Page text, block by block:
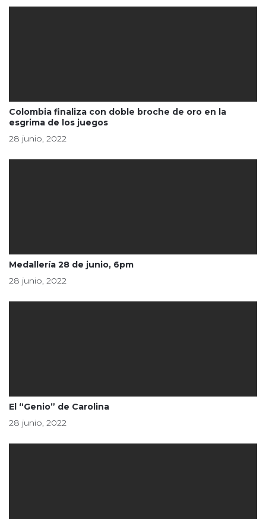
Colombia finaliza con doble broche de oro en la
esgrima de los juegos
28 junio, 2022
Medallería 28 de junio, 6pm
28 junio, 2022
El “Genio” de Carolina
28 junio, 2022